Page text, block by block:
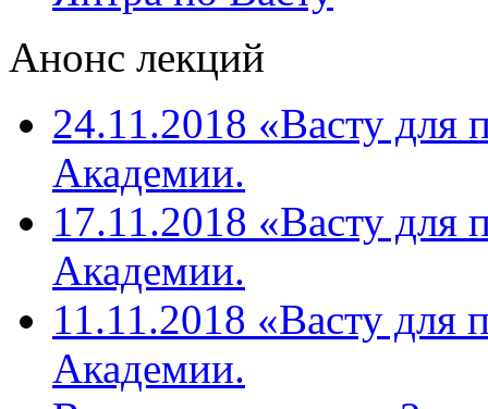
Анонс лекций
24.11.2018 «Васту для
Академии.
17.11.2018 «Васту для
Академии.
11.11.2018 «Васту для
Академии.